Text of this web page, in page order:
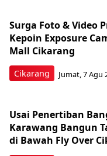
Cikarang
Surga Foto & Video
Kepoin Exposure
Mall Cikarang
Jumat, 7 Agu
Usai Penertiban
Karawang Bangun
di Bawah Fly Over